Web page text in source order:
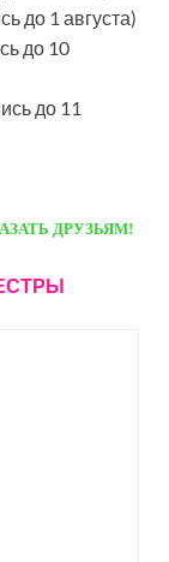
до 1 августа)
до 10
до 11
ДРУЗЬЯМ!